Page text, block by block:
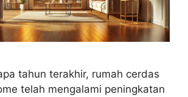
tahun terakhir, rumah cerdas
telah mengalami peningkatan